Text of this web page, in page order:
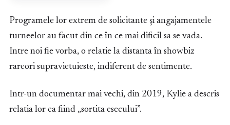
Programele lor extrem de solicitante și angajamentele
turneelor au facut din ce în ce mai dificil sa se vada.
Intre noi fie vorba, o relatie la distanta în showbiz
rareori supravietuieste, indiferent de sentimente.
Intr-un documentar mai vechi, din 2019, Kylie a descris
relatia lor ca fiind „sortita esecului”.